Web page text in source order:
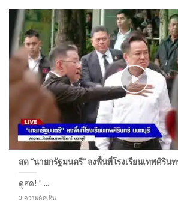
สด “นายกรัฐมนตรี” ลงพื้นที่โรงเรียนเทพศิริน
ดูสด! “ ...
3 ความคิดเห็น